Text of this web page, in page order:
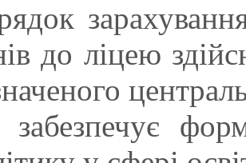
до ліцею